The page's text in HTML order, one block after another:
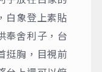
佛塔原本高9
其經歷了大地
現今只剩下4
來，它依舊是